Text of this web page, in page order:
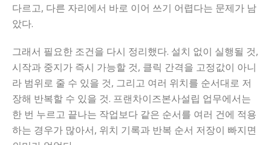
다르고, 다른 자리에서 바로 이어 쓰기 어렵다는 문제가 남
았다.
그래서 필요한 조건을 다시 정리했다. 설치 없이 실행될 것,
시작과 중지가 즉시 가능할 것, 클릭 간격을 고정값이 아니
라 범위로 줄 수 있을 것, 그리고 여러 위치를 순서대로 저
장해 반복할 수 있을 것. 프랜차이즈본사설립 업무에서는
한 번 누르고 끝나는 작업보다 같은 순서를 여러 건에 적용
하는 경우가 많아서, 위치 기록과 반복 순서 저장이 빠지면